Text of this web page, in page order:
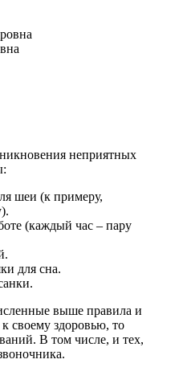
неприятных
шеи (к примеру,
(каждый час – пару
для сна.
выше правила и
своему здоровью, то
В том числе, и тех,